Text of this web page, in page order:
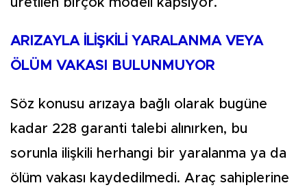
üretilen birçok modeli kapsıyor.
ARIZAYLA İLİŞKİLİ YARALANMA VEYA
ÖLÜM VAKASI BULUNMUYOR
Söz konusu arızaya bağlı olarak bugüne
kadar 228 garanti talebi alınırken, bu
sorunla ilişkili herhangi bir yaralanma ya da
ölüm vakası kaydedilmedi. Araç sahiplerine